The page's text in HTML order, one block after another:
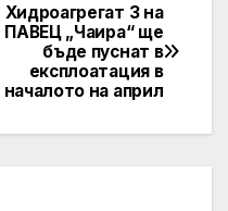
Хидроагрегат 3 на
ПАВЕЦ „Чаира“ ще
бъде пуснат в
експлоатация в
началото на април